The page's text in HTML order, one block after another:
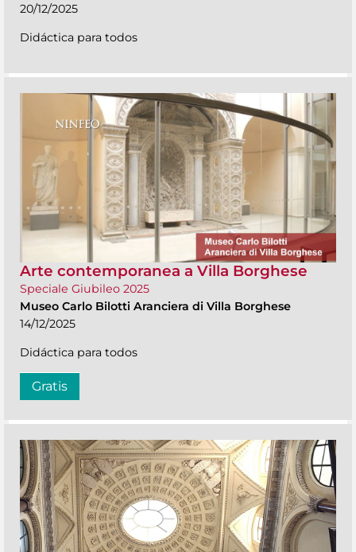
20/12/2025
Didáctica para todos
Arte contemporanea a Villa Borghese
Speciale Giubileo 2025
Museo Carlo Bilotti Aranciera di Villa Borghese
14/12/2025
Didáctica para todos
Gratis